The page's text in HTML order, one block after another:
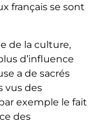
français se sont
de la culture,
d’influence
a de sacrés
vus des
exemple le fait
des